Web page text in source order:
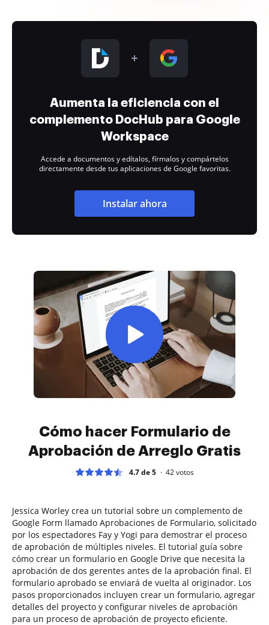
Aumenta la eficiencia con el
complemento DocHub para Google
Workspace
Accede a documentos y edítalos, fírmalos y compártelos
directamente desde tus aplicaciones de Google favoritas.
Instalar ahora
Cómo hacer Formulario de
Aprobación de Arreglo Gratis
4.7 de 5 42votos
Jessica Worley crea un tutorial sobre un complemento de
Google Form llamado Aprobaciones de Formulario, solicitado
por los espectadores Fay y Yogi para demostrar el proceso
de aprobación de múltiples niveles. El tutorial guía sobre
cómo crear un formulario en Google Drive que necesita la
aprobación de dos gerentes antes de la aprobación final. El
formulario aprobado se enviará de vuelta al originador. Los
pasos proporcionados incluyen crear un formulario, agregar
detalles del proyecto y configurar niveles de aprobación
para un proceso de aprobación de proyecto eficiente.